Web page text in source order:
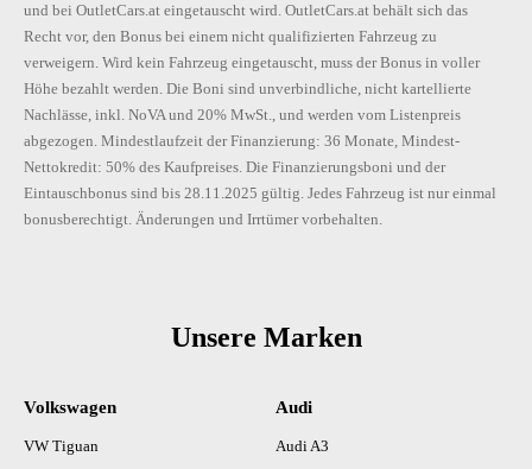
und bei OutletCars.at eingetauscht wird. OutletCars.at behält sich das
Recht vor, den Bonus bei einem nicht qualifizierten Fahrzeug zu
verweigern. Wird kein Fahrzeug eingetauscht, muss der Bonus in voller
Höhe bezahlt werden. Die Boni sind unverbindliche, nicht kartellierte
Nachlässe, inkl. NoVA und 20% MwSt., und werden vom Listenpreis
abgezogen. Mindestlaufzeit der Finanzierung: 36 Monate, Mindest-
Nettokredit: 50% des Kaufpreises. Die Finanzierungsboni und der
Eintauschbonus sind bis 28.11.2025 gültig. Jedes Fahrzeug ist nur einmal
bonusberechtigt. Änderungen und Irrtümer vorbehalten.
Unsere Marken
Volkswagen
VW Tiguan
Audi
Audi A3